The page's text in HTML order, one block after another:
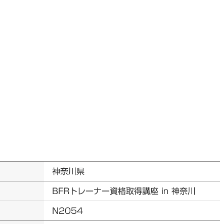
神奈川県
BFRトレーナー資格取得講座 in 神奈川
N2054